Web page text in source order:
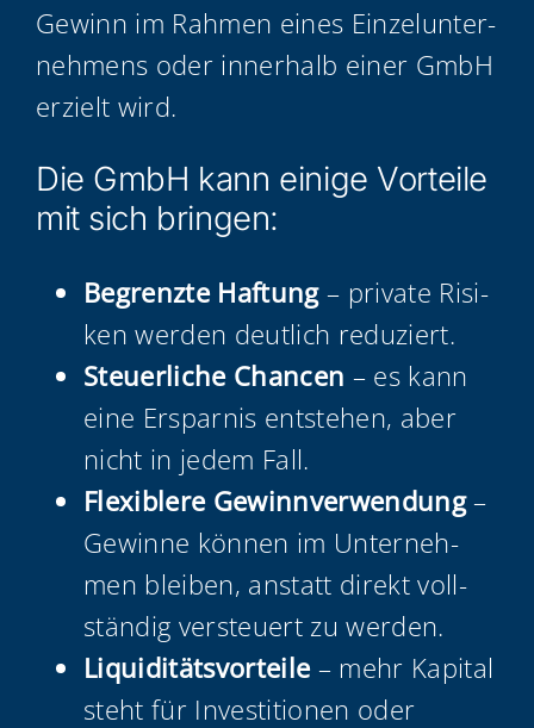
Gewinn im Rah­men eines Ein­zel­un­ter­
neh­mens oder inner­halb einer GmbH
erzielt wird.
Die GmbH kann eini­ge Vor­tei­le
mit sich bringen:
Begrenz­te Haf­tung– pri­va­te Risi­
ken wer­den deut­lich reduziert.
Steu­er­li­che Chan­cen – es kann
eine Erspar­nis ent­ste­hen, aber
nicht in jedem Fall.
Fle­xi­ble­re Gewinn­ver­wen­dung–
Gewin­ne kön­nen im Unter­neh­
men blei­ben, anstatt direkt voll­
stän­dig ver­steu­ert zu werden.
Liqui­di­täts­vor­tei­le– mehr Kapi­tal
steht für Inves­ti­tio­nen oder